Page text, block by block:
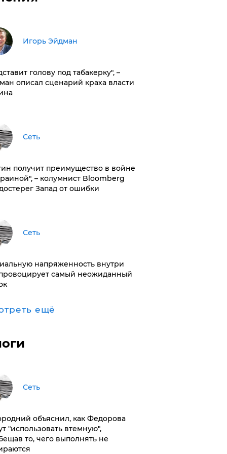
Игорь Эйдман
голову под табакерку", –
описал сценарий краха власти
Сеть
получит преимущество в войне
– колумнист Bloomberg
Запад от ошибки
Сеть
напряженность внутри
самый неожиданный
ещё
Сеть
объяснил, как Федорова
"использовать втемную",
то, чего выполнять не